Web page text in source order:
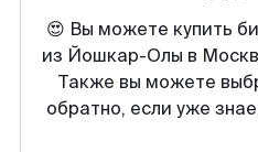
😍 Вы можете купить
из Йошкар-Олы в
Также вы можете
обратно, если уже